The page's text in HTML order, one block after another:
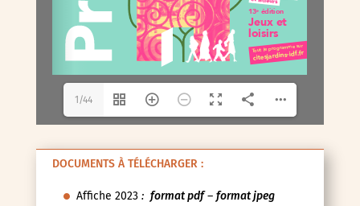
1/44
DOCUMENTS À TÉLÉCHARGER :
Affiche 2023: format pdf– format jpeg